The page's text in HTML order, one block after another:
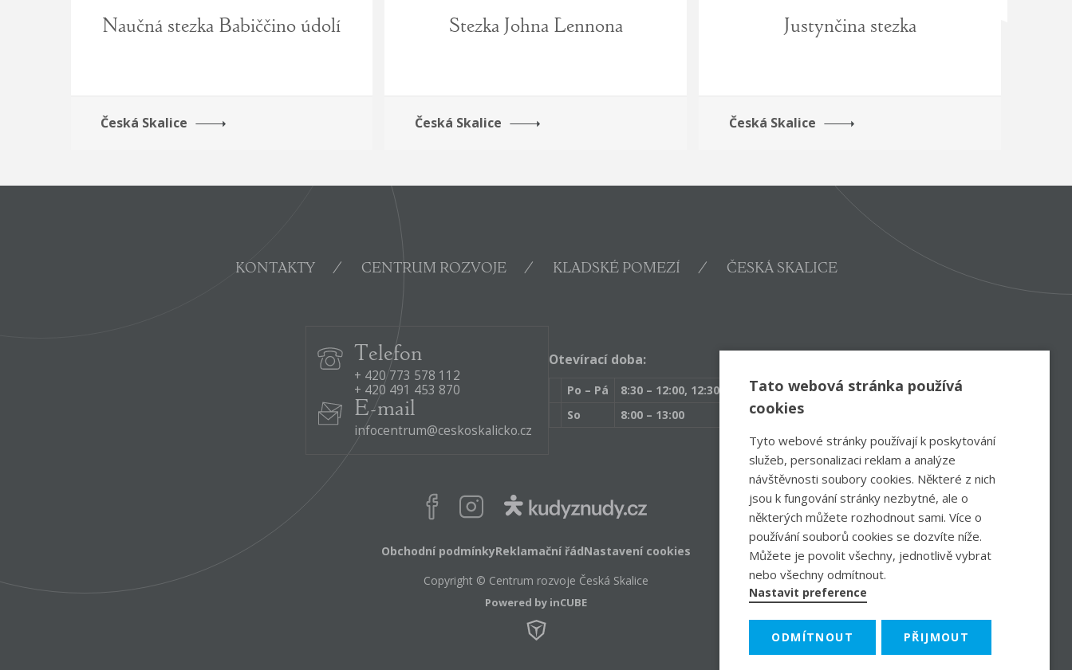
Naučná stezka Babiččino údolí
Česká Skalice
Stezka Johna Lennona
Česká Skalice
Justynčina stezka
Česká Skalice
KONTAKTY CENTRUM ROZVOJE KLADSKÉ POMEZÍ ČESKÁ SKALICE
Telefon
+ 420 773 578 112
+ 420 491 453 870
E-mail
infocentrum@ceskoskalicko.cz
Otevírací doba:
Po – Pá
8:30 – 12:00, 12:30 – 17:00
So
8:00 – 13:00
FacebookInstagram
Obchodní podmínkyReklamační řádNastavení cookies
Copyright © Centrum rozvoje Česká Skalice
Powered by inCUBE
Tato webová stránka používá
cookies
Tyto webové stránky používají k poskytování
služeb, personalizaci reklam a analýze
návštěvnosti soubory cookies. Některé z nich
jsou k fungování stránky nezbytné, ale o
některých můžete rozhodnout sami. Více o
používání souborů cookies se dozvíte níže.
Můžete je povolit všechny, jednotlivě vybrat
nebo všechny odmítnout.
Nastavit preference
ODMÍTNOUT PŘIJMOUT